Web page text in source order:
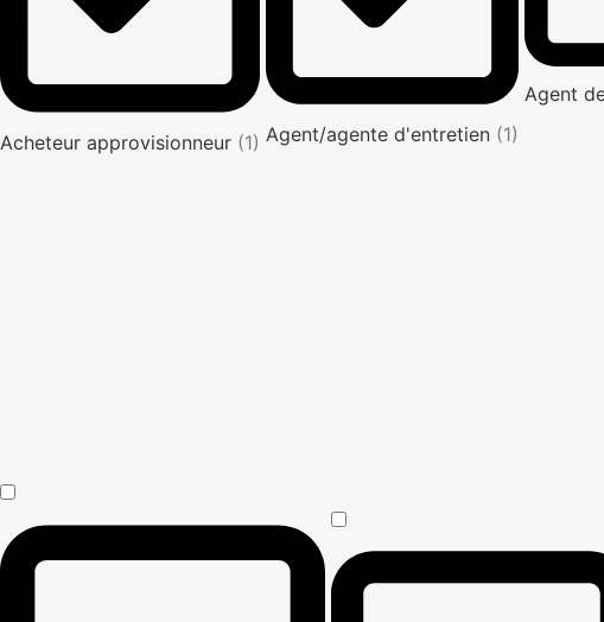
Acheteur approvisionneur (1) Agent/agente d'entretien (1)
Agent